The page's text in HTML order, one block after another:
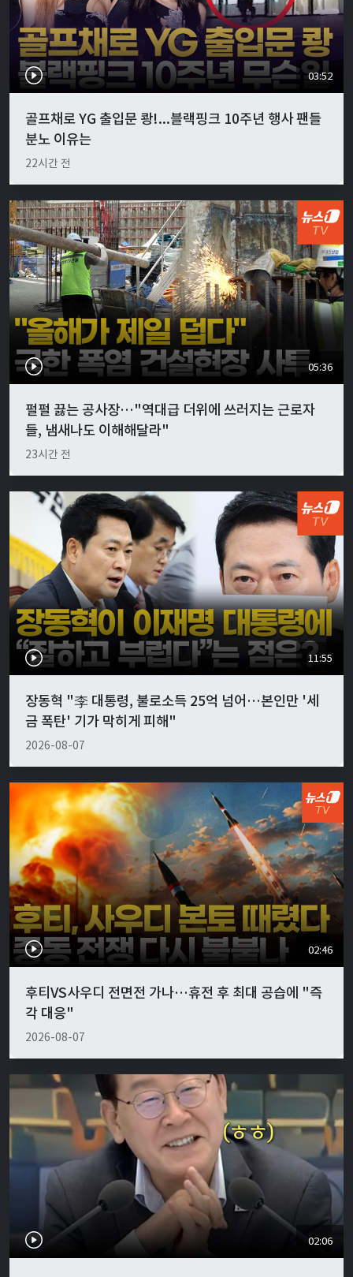
03:52
골프채로 YG 출입문 쾅!...블랙핑크 10주년 행사 팬들
분노 이유는
22시간 전
05:36
펄펄 끓는 공사장…"역대급 더위에 쓰러지는 근로자
들, 냄새나도 이해해달라"
23시간 전
11:55
장동혁 "李 대통령, 불로소득 25억 넘어…본인만 '세
금 폭탄' 기가 막히게 피해"
2026-08-07
02:46
후티VS사우디 전면전 가나…휴전 후 최대 공습에 "즉
각 대응"
2026-08-07
02:06